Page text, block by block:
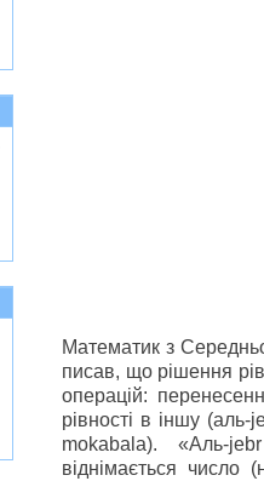
Математик з
писав, що рішення
операцій:
рівності в іншу
mokabala). «Аль-
віднімається число